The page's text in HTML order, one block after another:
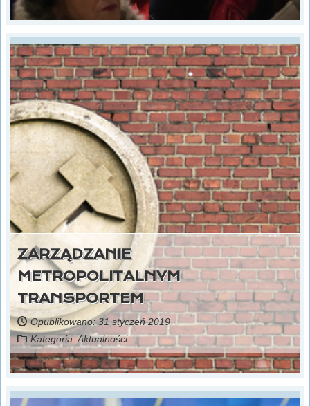
ZARZĄDZANIE
METROPOLITALNYM
TRANSPORTEM
Opublikowano: 31 styczeń 2019
Kategoria:Aktualności